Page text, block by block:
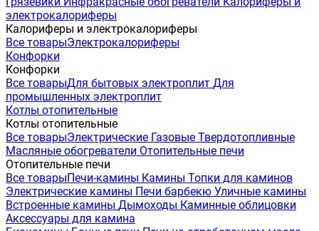
электрокалориферы
Калориферы и электрокалориферы
Все товарыЭлектрокалориферы
Конфорки
Конфорки
Все товарыДля бытовых электроплит Для
промышленных электроплит
Котлы отопительные
Котлы отопительные
Все товарыЭлектрические Газовые Твердотопливные
Масляные обогреватели Отопительные печи
Отопительные печи
Все товарыПечи-камины Камины Топки для каминов
Электрические камины Печи барбекю Уличные камины
Встроенные камины Дымоходы Каминные облицовки
Аксессуары для камина